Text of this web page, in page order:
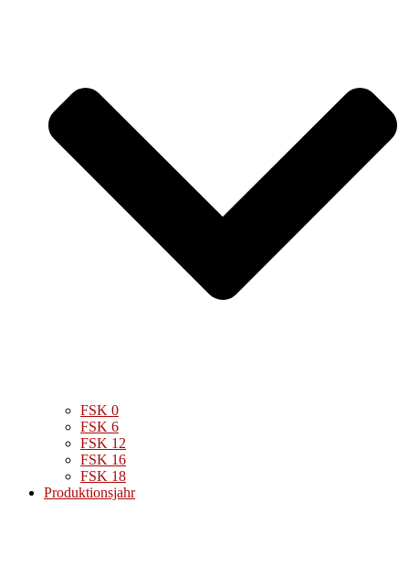
FSK 0
FSK 6
FSK 12
FSK 16
FSK 18
Produktionsjahr